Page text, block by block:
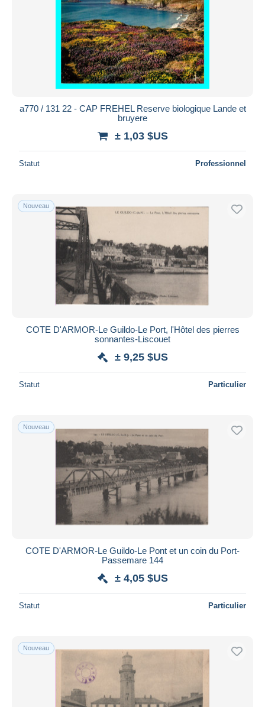
a770 / 131 22 - CAP FREHEL Reserve biologique Lande et
bruyere
± 1,03 $US
Statut Professionnel
Nouveau
COTE D'ARMOR-Le Guildo-Le Port, l'Hôtel des pierres
sonnantes-Liscouet
± 9,25 $US
Statut Particulier
Nouveau
COTE D'ARMOR-Le Guildo-Le Pont et un coin du Port-
Passemare 144
± 4,05 $US
Statut Particulier
Nouveau